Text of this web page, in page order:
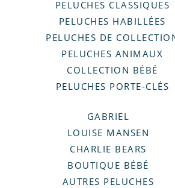
PELUCHES CLASSIQUES
PELUCHES HABILLÉES
PELUCHES DE
PELUCHES ANIMAUX
COLLECTION BÉBÉ
PELUCHES PORTE-CLÉS
GABRIEL
LOUISE MANSEN
CHARLIE BEARS
BOUTIQUE BÉBÉ
AUTRES PELUCHES